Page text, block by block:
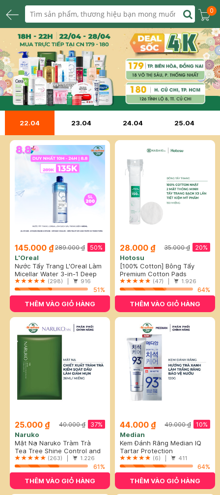
0
22.04 23.04 24.04 25.04
145.000 ₫ 50%
289.000 ₫
L'Oreal
Nước Tẩy Trang L'Oreal Làm
Sạch Sâu Trang Điểm 400ml
Micellar Water 3-in-1 Deep
Cleansing Even For Sensitive
Skin
(298) | 916
51%
THÊM VÀO GIỎ HÀNG
28.000 ₫ 20%
35.000 ₫
Hotosu
[100% Cotton] Bông Tẩy
Trang Hotosu Cao Cấp 150
Miếng
Premium Cotton Pads
(47) | 1.926
64%
THÊM VÀO GIỎ HÀNG
25.000 ₫ 37%
40.000 ₫
Naruko
Mặt Nạ Naruko Tràm Trà
Kiểm Soát Dầu Và Giảm Mụn
26ml
Tea Tree Shine Control and
Blemish Clear Mask
(263) | 1.226
61%
THÊM VÀO GIỎ HÀNG
44.000 ₫ 10%
49.000 ₫
Median
Kem Đánh Răng Median IQ
93% Trắng Răng Màu Trắng
Bạc 120g
Tartar Protection
Toothpaste - White
(6) | 411
64%
THÊM VÀO GIỎ HÀNG